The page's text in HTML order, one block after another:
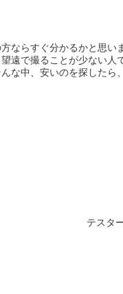
ならすぐ分かるかと思い
遠で撮ることが少ない人
な中、安いのを探したら
テスタ